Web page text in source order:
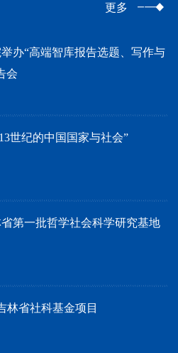
更多
办“高端智库报告选题、写作与
会
世纪的中国国家与社会”
第一批哲学社会科学研究基地
林省社科基金项目